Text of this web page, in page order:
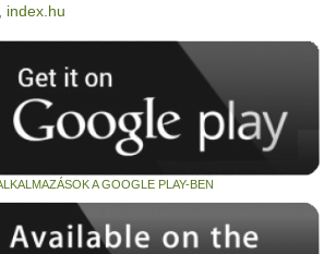
index.hu
A GOOGLE PLAY-BEN